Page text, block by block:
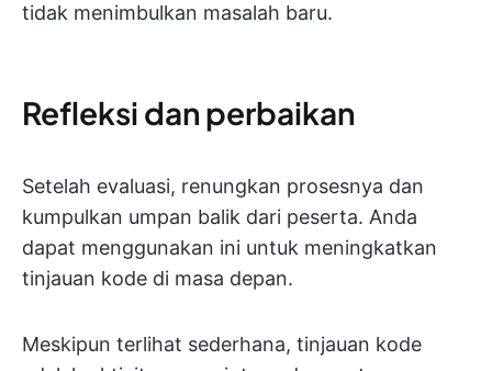
tidak menimbulkan masalah baru.
Refleksi dan perbaikan
Setelah evaluasi, renungkan prosesnya dan
kumpulkan umpan balik dari peserta. Anda
dapat menggunakan ini untuk meningkatkan
tinjauan kode di masa depan.
Meskipun terlihat sederhana, tinjauan kode